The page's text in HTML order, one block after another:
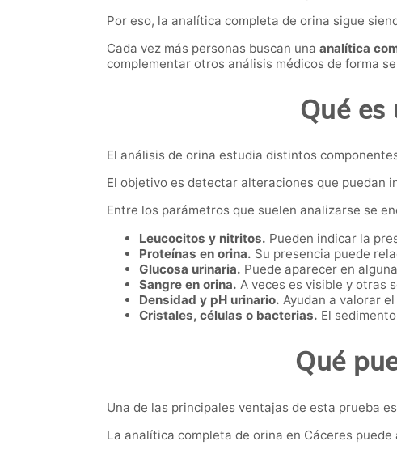
Por eso, la analítica completa de orina sigue
Cada vez más personas buscan una analítica
complementar otros análisis médicos de forma
Qué
El análisis de orina estudia distintos
El objetivo es detectar alteraciones que puedan
Entre los parámetros que suelen analizarse se
Leucocitos y nitritos. Pueden indicar la
Proteínas en orina. Su presencia puede
Glucosa urinaria. Puede aparecer en
Sangre en orina. A veces es visible y otras
Densidad y pH urinario. Ayudan a valorar
Cristales, células o bacterias. El
Qué
Una de las principales ventajas de esta prueba
La analítica completa de orina en Cáceres